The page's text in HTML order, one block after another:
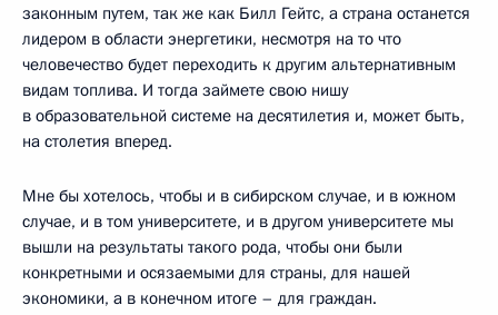
законным путем, так же как Билл Гейтс, а страна останется
лидером в области энергетики, несмотря на то что
человечество будет переходить к другим альтернативным
видам топлива. И тогда займете свою нишу
в образовательной системе на десятилетия и, может быть,
на столетия вперед.
Мне бы хотелось, чтобы и в сибирском случае, и в южном
случае, и в том университете, и в другом университете мы
вышли на результаты такого рода, чтобы они были
конкретными и осязаемыми для страны, для нашей
экономики, а в конечном итоге – для граждан.